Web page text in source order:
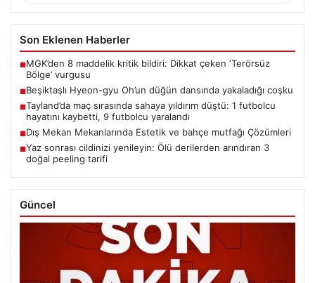
Son Eklenen Haberler
■MGK’den 8 maddelik kritik bildiri: Dikkat çeken ‘Terörsüz
Bölge’ vurgusu
■Beşiktaşlı Hyeon-gyu Oh’un düğün dansında yakaladığı coşku
■Tayland’da maç sırasında sahaya yıldırım düştü: 1 futbolcu
hayatını kaybetti, 9 futbolcu yaralandı
■Dış Mekan Mekanlarında Estetik ve bahçe mutfağı Çözümleri
■Yaz sonrası cildinizi yenileyin: Ölü derilerden arındıran 3
doğal peeling tarifi
Güncel